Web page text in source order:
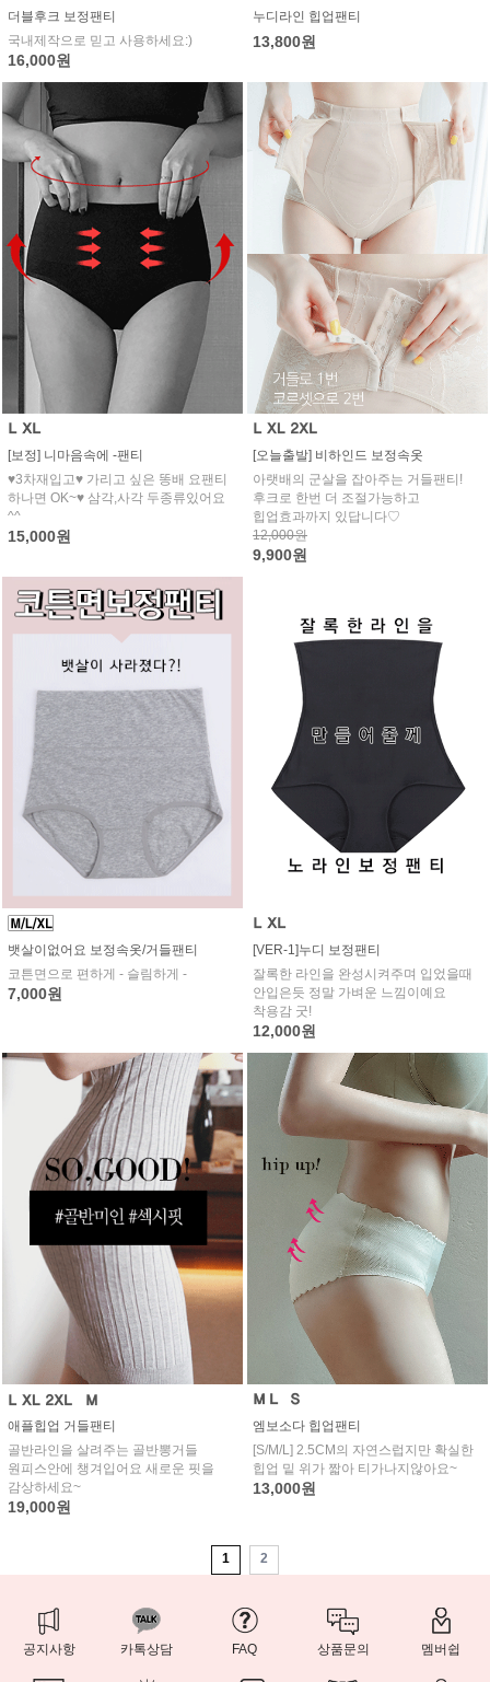
더블후크 보정팬티
국내제작으로 믿고 사용하세요:)
16,000원
누디라인 힙업팬티
13,800원
[보정] 니마음속에 -팬티
♥3차재입고♥ 가리고 싶은 똥배 요팬티
하나면 OK~♥ 삼각,사각 두종류있어요
^^
15,000원
[오늘출발] 비하인드 보정속옷
아랫배의 군살을 잡아주는 거들팬티!
후크로 한번 더 조절가능하고
힙업효과까지 있답니다♡
12,000원
9,900원
뱃살이없어요 보정속옷/거들팬티
코튼면으로 편하게 - 슬림하게 -
7,000원
[VER-1]누디 보정팬티
잘록한 라인을 완성시켜주며 입었을때
안입은듯 정말 가벼운 느낌이예요
착용감 굿!
12,000원
애플힙업 거들팬티
골반라인을 살려주는 골반뽕거들
원피스안에 챙겨입어요 새로운 핏을
감상하세요~
19,000원
엠보소다 힙업팬티
[S/M/L] 2.5CM의 자연스럽지만 확실한
힙업 밑 위가 짧아 티가나지않아요~
13,000원
1 2
공지사항 카톡상담 FAQ 상품문의 멤버쉽